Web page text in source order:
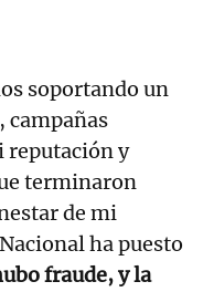
soportando un
campañas
reputación y
terminaron
de mi
ha puesto
fraude, y la